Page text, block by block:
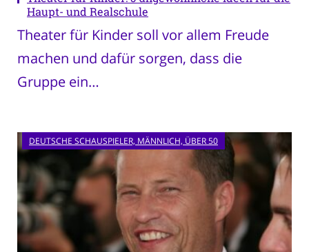
Haupt- und Realschule
Theater für Kinder soll vor allem Freude
machen und dafür sorgen, dass die
Gruppe ein…
DEUTSCHE SCHAUSPIELER, MÄNNLICH, ÜBER 50